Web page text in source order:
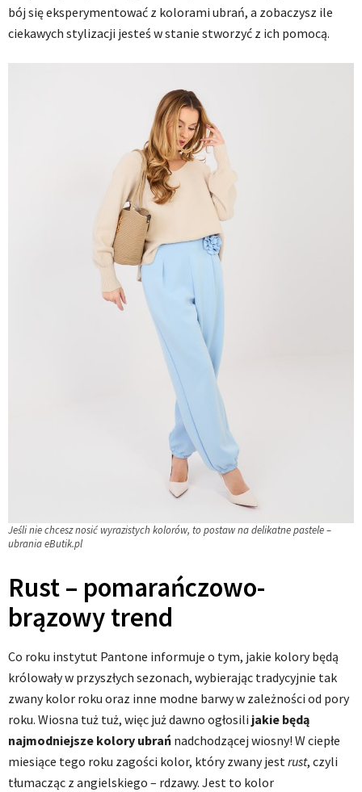
bój się eksperymentować z kolorami ubrań, a zobaczysz ile
ciekawych stylizacji jesteś w stanie stworzyć z ich pomocą.
Jeśli nie chcesz nosić wyrazistych kolorów, to postaw na delikatne pastele –
ubrania eButik.pl
Rust – pomarańczowo-
brązowy trend
Co roku instytut Pantone informuje o tym, jakie kolory będą
królowały w przyszłych sezonach, wybierając tradycyjnie tak
zwany kolor roku oraz inne modne barwy w zależności od pory
roku. Wiosna tuż tuż, więc już dawno ogłosili jakie będą
najmodniejsze kolory ubrań nadchodzącej wiosny! W ciepłe
miesiące tego roku zagości kolor, który zwany jestrust, czyli
tłumacząc z angielskiego – rdzawy. Jest to kolor